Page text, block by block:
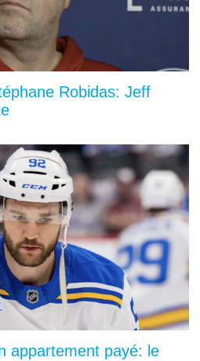
Robidas: Jeff
appartement payé: le